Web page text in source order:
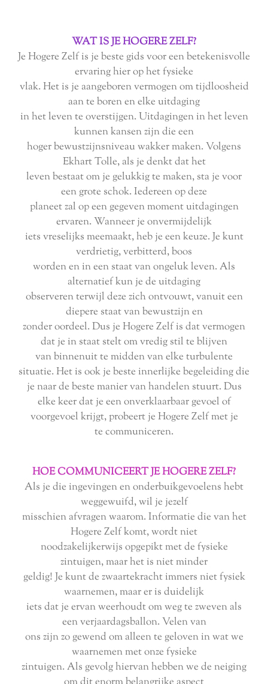
WAT IS JE HOGERE ZELF?
Je Hogere Zelf is je beste gids voor een betekenisvolle
ervaring hier op het fysieke
vlak. Het is je aangeboren vermogen om tijdloosheid
aan te boren en elke uitdaging
in het leven te overstijgen. Uitdagingen in het leven
kunnen kansen zijn die een
hoger bewustzijnsniveau wakker maken. Volgens
Ekhart Tolle, als je denkt dat het
leven bestaat om je gelukkig te maken, sta je voor
een grote schok. Iedereen op deze
planeet zal op een gegeven moment uitdagingen
ervaren. Wanneer je onvermijdelijk
iets vreselijks meemaakt, heb je een keuze. Je kunt
verdrietig, verbitterd, boos
worden en in een staat van ongeluk leven. Als
alternatief kun je de uitdaging
observeren terwijl deze zich ontvouwt, vanuit een
diepere staat van bewustzijn en
zonder oordeel. Dus je Hogere Zelf is dat vermogen
dat je in staat stelt om vredig stil te blijven
van binnenuit te midden van elke turbulente
situatie. Het is ook je beste innerlijke begeleiding die
je naar de beste manier van handelen stuurt. Dus
elke keer dat je een onverklaarbaar gevoel of
voorgevoel krijgt, probeert je Hogere Zelf met je
te communiceren.
HOE COMMUNICEERT JE HOGERE ZELF?
Als je die ingevingen en onderbuikgevoelens hebt
weggewuifd, wil je jezelf
misschien afvragen waarom. Informatie die van het
Hogere Zelf komt, wordt niet
noodzakelijkerwijs opgepikt met de fysieke
zintuigen, maar het is niet minder
geldig! Je kunt de zwaartekracht immers niet fysiek
waarnemen, maar er is duidelijk
iets dat je ervan weerhoudt om weg te zweven als
een verjaardagsballon. Velen van
ons zijn zo gewend om alleen te geloven in wat we
waarnemen met onze fysieke
zintuigen. Als gevolg hiervan hebben we de neiging